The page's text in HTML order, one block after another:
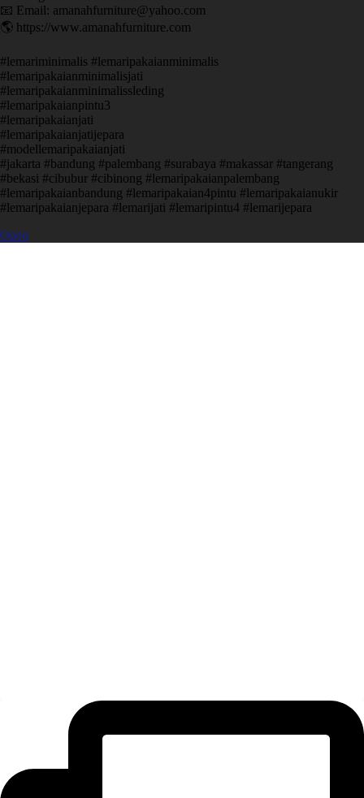
📧 Email: amanahfurniture@yahoo.com
🌎 https://www.amanahfurniture.com
#lemariminimalis #lemaripakaianminimalis
#lemaripakaianminimalisjati
#lemaripakaianminimalissleding
#lemaripakaianpintu3
#lemaripakaianjati
#lemaripakaianjatijepara
#modellemaripakaianjati
#jakarta #bandung #palembang #surabaya #makassar #tangerang
#bekasi #cibubur #cibinong #lemaripakaianpalembang
#lemaripakaianbandung #lemaripakaian4pintu #lemaripakaianukir
#lemaripakaianjepara #lemarijati #lemaripintu4 #lemarijepara
Open